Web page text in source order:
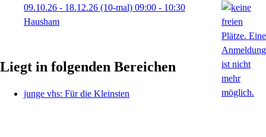
09.10.26 - 18.12.26 (10-mal) 09:00 - 10:30
Hausham
Liegt in folgenden Bereichen
junge vhs: Für die Kleinsten